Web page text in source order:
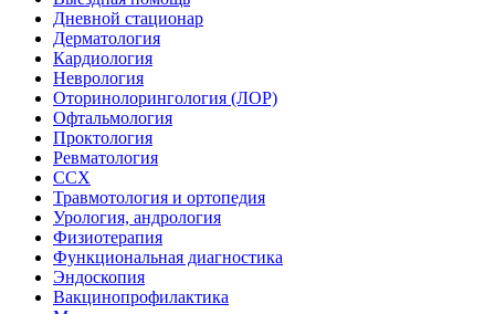
Дневной стационар
Дерматология
Кардиология
Неврология
Оторинолорингология (ЛОР)
Офтальмология
Проктология
Ревматология
ССХ
Травмотология и ортопедия
Урология, андрология
Физиотерапия
Функциональная диагностика
Эндоскопия
Вакцинопрофилактика